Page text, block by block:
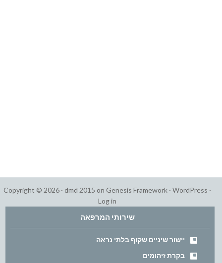
Copyright © 2026 · dmd 2015 on Genesis Framework · WordPress ·
Log in
שירותי המרפאה
יישור שיניים שקוף בלתי נראה
בקרת זיהומים